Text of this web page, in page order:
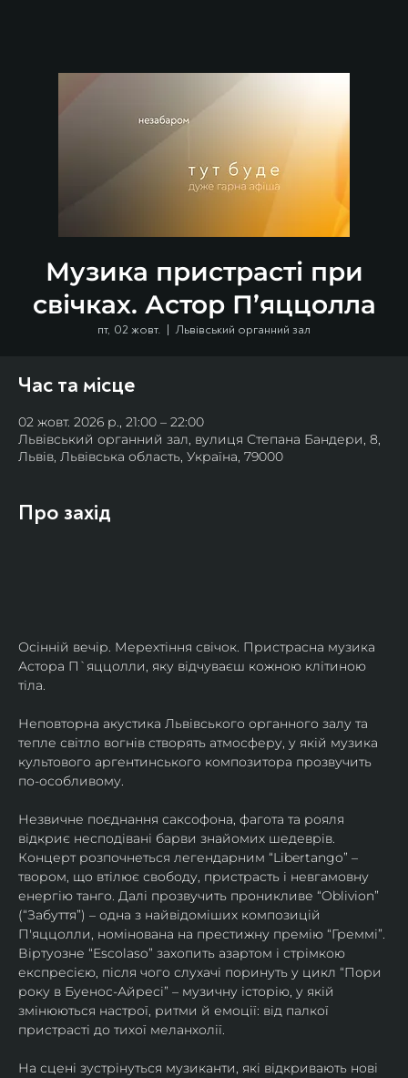
Музика пристрасті при
свічках. Астор П’яццолла
пт, 02 жовт.
  |
Львівський органний зал
Час та місце
02 жовт. 2026 р., 21:00 – 22:00
Львівський органний зал, вулиця Степана Бандери, 8,
Львів, Львівська область, Україна, 79000
Про захід
Осінній вечір. Мерехтіння свічок. Пристрасна музика
Астора П`яццолли, яку відчуваєш кожною клітиною
тіла.
Неповторна акустика Львівського органного залу та
тепле світло вогнів створять атмосферу, у якій музика
культового аргентинського композитора прозвучить
по-особливому.
Незвичне поєднання саксофона, фагота та рояля
відкриє несподівані барви знайомих шедеврів.
Концерт розпочнеться легендарним “Libertango” –
твором, що втілює свободу, пристрасть і невгамовну
енергію танго. Далі прозвучить проникливе “Oblivion”
(“Забуття”) – одна з найвідоміших композицій
П'яццолли, номінована на престижну премію “Греммі”.
Віртуозне “Escolaso” захопить азартом і стрімкою
експресією, після чого слухачі поринуть у цикл “Пори
року в Буенос-Айресі” – музичну історію, у якій
змінюються настрої, ритми й емоції: від палкої
пристрасті до тихої меланхолії.
На сцені зустрінуться музиканти, які відкривають нові